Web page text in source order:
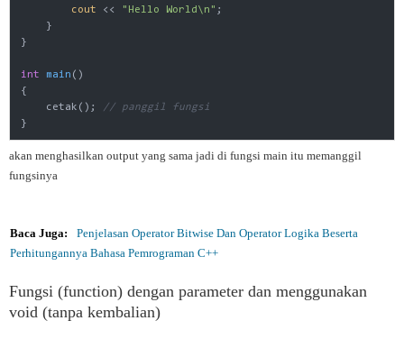
cout << "Hello World\n" ;
    }
}
int main ()
{
    cetak();
// panggil fungsi
}
akan menghasilkan output yang sama jadi di fungsi main itu memanggil
fungsinya
Baca Juga:
Penjelasan Operator Bitwise Dan Operator Logika Beserta
Perhitungannya Bahasa Pemrograman C++
Fungsi (function) dengan parameter dan menggunakan
void (tanpa kembalian)